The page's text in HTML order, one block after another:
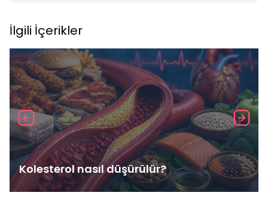
İlgili İçerikler
Kolesterol nasıl düşürülür?